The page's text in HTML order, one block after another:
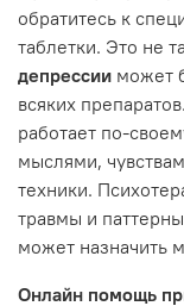
обратитесь к
таблетки. Это не
депрессии может
всяких
работает по-
мыслями,
техники.
травмы и
может назначить
Онлайн помощь